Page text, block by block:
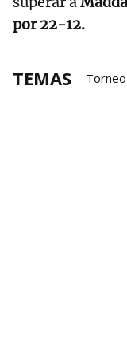
por 22-12.
TEMAS